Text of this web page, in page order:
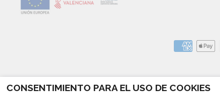
CONSENTIMIENTO PARA EL USO DE COOKIES